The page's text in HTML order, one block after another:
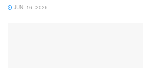
JUNI 16, 2026